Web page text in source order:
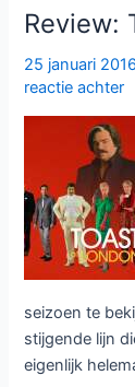
Review:
25 januari
reactie achter
seizoen te
stijgende lijn
eigenlijk